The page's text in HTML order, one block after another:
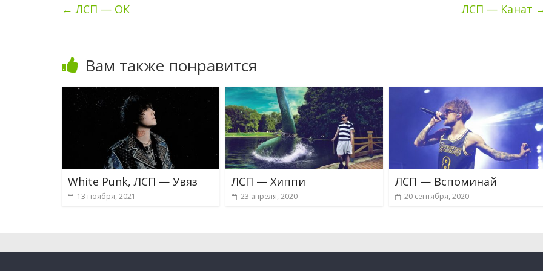
← ЛСП — ОК ЛСП — Канат
Вам также понравится
White Punk, ЛСП — Увяз
13 ноября, 2021
ЛСП — Хиппи
23 апреля, 2020
ЛСП — Вспоминай
20 сентября, 2020